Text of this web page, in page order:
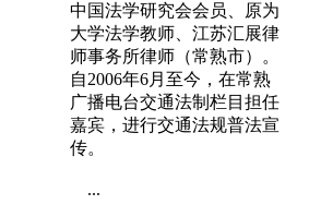
中国法学研究会会员、原为
大学法学教师、江苏汇展律
师事务所律师（常熟市）。
自2006年6月至今，在常熟
广播电台交通法制栏目担任
嘉宾，进行交通法规普法宣
传。
...